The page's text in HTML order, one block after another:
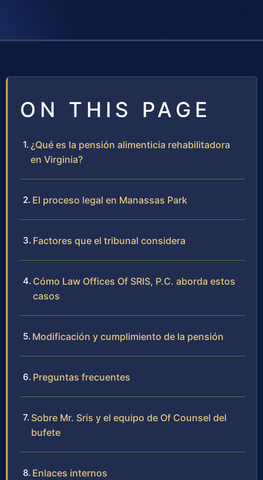
ON THIS PAGE
¿Qué es la pensión alimenticia rehabilitadora
en Virginia?
El proceso legal en Manassas Park
Factores que el tribunal considera
Cómo Law Offices Of SRIS, P.C. aborda estos
casos
Modificación y cumplimiento de la pensión
Preguntas frecuentes
Sobre Mr. Sris y el equipo de Of Counsel del
bufete
Enlaces internos